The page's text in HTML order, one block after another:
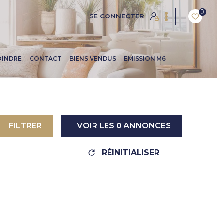
SE CONNECTER
0
CONTACT BIENS VENDUS EMISSION M6
FILTRER VOIR LES 0 ANNONCES
RÉINITIALISER